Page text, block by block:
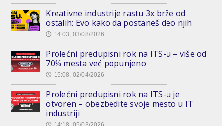
Kreativne industrije rastu 3x brže od
ostalih: Evo kako da postaneš deo njih
🕔 14:03, 03/08/2026
Prolećni predupisni rok na ITS-u – više od
70% mesta već popunjeno
🕔 15:08, 02/04/2026
Prolećni predupisni rok na ITS-u je
otvoren – obezbedite svoje mesto u IT
industriji
🕔 14:18, 05/03/2026